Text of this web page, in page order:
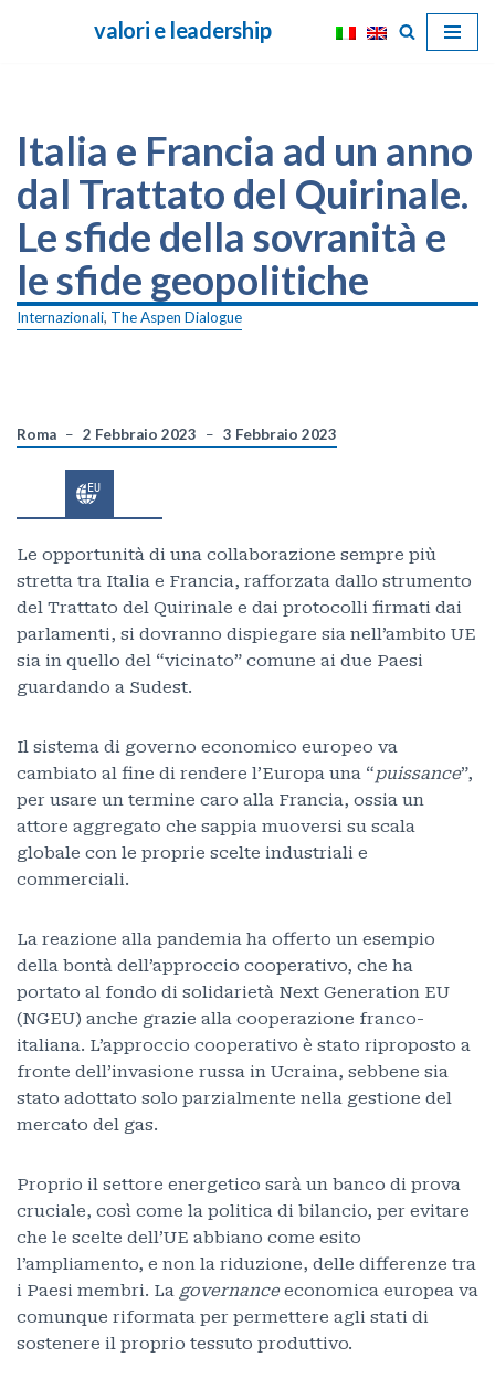
valori e leadership
Italia e Francia ad un anno
dal Trattato del Quirinale.
Le sfide della sovranità e
le sfide geopolitiche
Internazionali, The Aspen Dialogue
Roma 2 Febbraio 2023 3 Febbraio 2023
Le opportunità di una collaborazione sempre più
stretta tra Italia e Francia, rafforzata dallo strumento
del Trattato del Quirinale e dai protocolli firmati dai
parlamenti, si dovranno dispiegare sia nell’ambito UE
sia in quello del “vicinato” comune ai due Paesi
guardando a Sudest.
Il sistema di governo economico europeo va
cambiato al fine di rendere l’Europa una “puissance”,
per usare un termine caro alla Francia, ossia un
attore aggregato che sappia muoversi su scala
globale con le proprie scelte industriali e
commerciali.
La reazione alla pandemia ha offerto un esempio
della bontà dell’approccio cooperativo, che ha
portato al fondo di solidarietà Next Generation EU
(NGEU) anche grazie alla cooperazione franco-
italiana. L’approccio cooperativo è stato riproposto a
fronte dell’invasione russa in Ucraina, sebbene sia
stato adottato solo parzialmente nella gestione del
mercato del gas.
Proprio il settore energetico sarà un banco di prova
cruciale, così come la politica di bilancio, per evitare
che le scelte dell’UE abbiano come esito
l’ampliamento, e non la riduzione, delle differenze tra
i Paesi membri. La governanceeconomica europea va
comunque riformata per permettere agli stati di
sostenere il proprio tessuto produttivo.